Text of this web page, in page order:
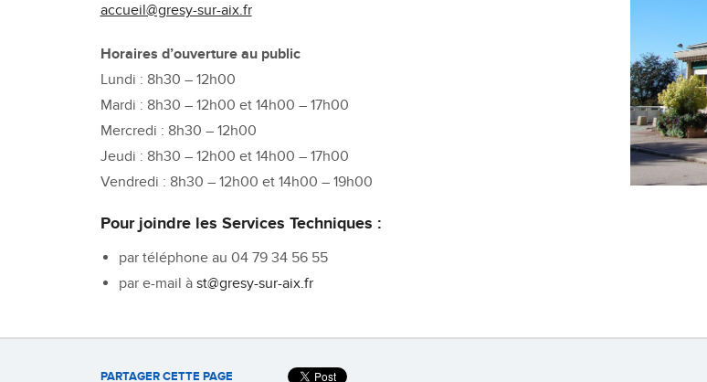
accueil@gresy-sur-aix.fr
Horaires d’ouverture au public
Lundi : 8h30 – 12h00
Mardi : 8h30 – 12h00 et 14h00 – 17h00
Mercredi : 8h30 – 12h00
Jeudi : 8h30 – 12h00 et 14h00 – 17h00
Vendredi : 8h30 – 12h00 et 14h00 – 19h00
Pour joindre les Services Techniques :
par téléphone au 04 79 34 56 55
par e-mail à st@gresy-sur-aix.fr
PARTAGER CETTE PAGE